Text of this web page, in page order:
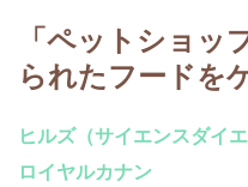
「ペットショッ
られたフードを
ヒルズ（サイエンスダイ
ロイヤルカナン